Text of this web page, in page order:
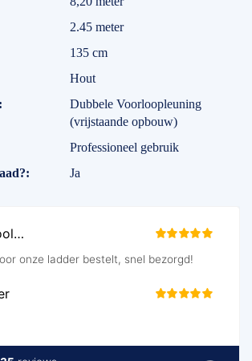
2.45 meter
135 cm
Hout
Dubbele Voorloopleuning
(vrijstaande opbouw)
Professioneel gebruik
Ja